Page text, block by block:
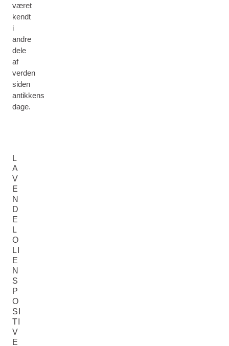
været
kendt
i
andre
dele
af
verden
siden
antikkens
dage.
L
A
V
E
N
D
E
L
O
LI
E
N
S
P
O
SI
TI
V
E